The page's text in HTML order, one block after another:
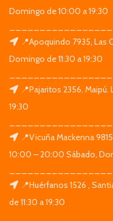
Domingo de 10:00 a 19:30
📍Apoquindo 7935, Las
Domingo de 11:30 a 19:30
📍Pajaritos 2356, Maipú.
19:30
📍Vicuña Mackenna
10:00 – 20:00 Sábado,
📍Huérfanos 1526 ,
de 11:30 a 19:30